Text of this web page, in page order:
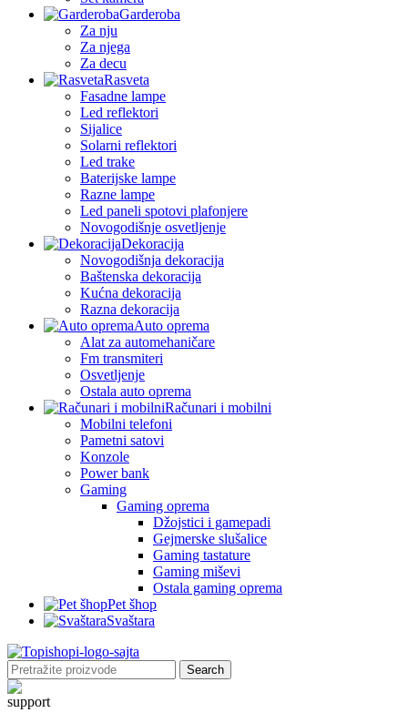
Garderoba
Za nju
Za njega
Za decu
Rasveta
Fasadne lampe
Led reflektori
Sijalice
Solarni reflektori
Led trake
Baterijske lampe
Razne lampe
Led paneli spotovi plafonjere
Novogodišnje osvetljenje
Dekoracija
Novogodišnja dekoracija
Baštenska dekoracija
Kućna dekoracija
Razna dekoracija
Auto oprema
Alat za automehaničare
Fm transmiteri
Osvetljenje
Ostala auto oprema
Računari i mobilni
Mobilni telefoni
Pametni satovi
Konzole
Power bank
Gaming
Gaming oprema
Džojstici i gamepadi
Gejmerske slušalice
Gaming tastature
Gaming miševi
Ostala gaming oprema
Pet šhop
Svaštara
Search